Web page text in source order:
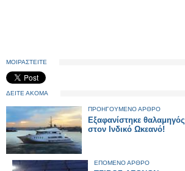
ΜΟΙΡΑΣΤΕΙΤΕ
ΔΕΙΤΕ ΑΚΟΜΑ
ΠΡΟΗΓΟΥΜΕΝΟ ΑΡΘΡΟ
Εξαφανίστηκε θαλαμηγός
στον Ινδικό Ωκεανό!
ΕΠΟΜΕΝΟ ΑΡΘΡΟ